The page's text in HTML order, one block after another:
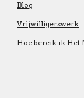
Blog
Vrijwilligerswerk
Hoe bereik ik Het